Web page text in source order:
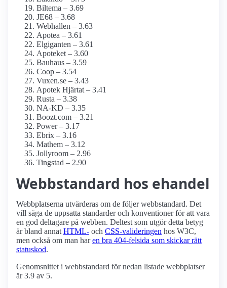
Biltema – 3.69
JE68 – 3.68
Webhallen – 3.63
Apotea – 3.61
Elgiganten – 3.61
Apoteket – 3.60
Bauhaus – 3.59
Coop – 3.54
Vuxen.se – 3.43
Apotek Hjärtat – 3.41
Rusta – 3.38
NA-KD – 3.35
Boozt.com – 3.21
Power – 3.17
Ebrix – 3.16
Mathem – 3.12
Jollyroom – 2.96
Tingstad – 2.90
Webbstandard hos ehandel
Webbplatserna utvärderas om de följer webbstandard. Det
vill säga de uppsatta standarder och konventioner för att vara
en god deltagare på webben. Deltest som utgör detta betyg
är bland annat HTML- och CSS-valideringen hos W3C,
men också om man haren bra 404-felsida som skickar rätt
statuskod.
Genomsnittet i webbstandard för nedan listade webbplatser
är 3.9 av 5.